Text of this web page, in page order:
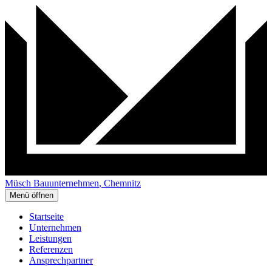
Müsch Bauunternehmen, Chemnitz
Menü öffnen
Startseite
Unternehmen
Leistungen
Referenzen
Ansprechpartner